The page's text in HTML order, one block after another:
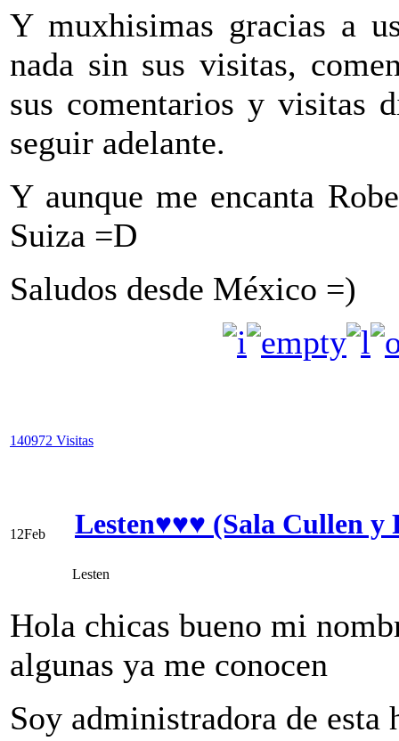
Y muxhisimas gracias a
nada sin sus visitas,
sus comentarios y visitas
seguir adelante.
Y aunque me encanta
Suiza =D
Saludos desde México =)
140972 Visitas
12Feb Lesten♥♥♥ (Sala Cullen y
Lesten
Hola chicas bueno mi
algunas ya me conocen
Soy administradora de esta